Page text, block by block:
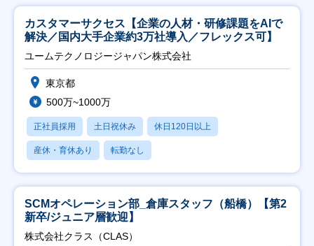
カスタマーサクセス【企業の人材・研修課題をAIで
解決／国内大手企業約3万社導入／フレックス可】
ユームテクノロジージャパン株式会社
東京都
500万~1000万
正社員採用 土日祝休み 休日120日以上
産休・育休あり 転勤なし
SCMオペレーション部_倉庫スタッフ（船橋）【第2
新卒/ジュニア層歓迎】
株式会社クラス（CLAS）